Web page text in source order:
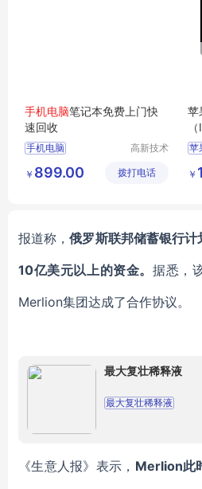
手机电脑笔记本免费上门快
速回收
手机电脑
高新技术
区良驹电
￥ 899.00 拨打电话
苹
苹
企
￥
报道称，俄罗斯联邦储蓄银行
10亿美元以上的资金。据悉，
Merlion集团达成了合作协议。
最大复壮稀释液
最大复壮稀释液
《生意人报》表示， Merlion此